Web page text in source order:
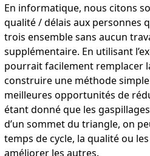
En informatique, nous citons
qualité / délais aux personnes
trois ensemble sans aucun
supplémentaire. En utilisant
pourrait facilement remplacer
construire une méthode
meilleures opportunités de
étant donné que les
d’un sommet du triangle, on
temps de cycle, la qualité ou
améliorer les autres.